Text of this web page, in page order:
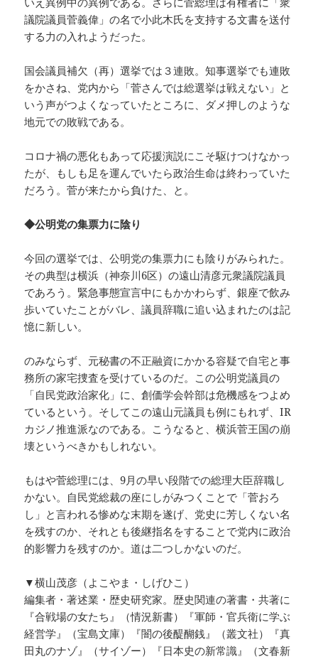
議院議員菅義偉」の名で小此木氏を支持する文書を送付
する力の入れようだった。
国会議員補欠（再）選挙では３連敗。知事選挙でも連敗
をかさね、党内から「菅さんでは総選挙は戦えない」と
いう声がつよくなっていたところに、ダメ押しのような
地元での敗戦である。
コロナ禍の悪化もあって応援演説にこそ駆けつけなかっ
たが、もしも足を運んでいたら政治生命は終わっていた
だろう。菅が来たから負けた、と。
◆公明党の集票力に陰り
今回の選挙では、公明党の集票力にも陰りがみられた。
その典型は横浜（神奈川6区）の遠山清彦元衆議院議員
であろう。緊急事態宣言中にもかかわらず、銀座で飲み
歩いていたことがバレ、議員辞職に追い込まれたのは記
憶に新しい。
のみならず、元秘書の不正融資にかかる容疑で自宅と事
務所の家宅捜査を受けているのだ。この公明党議員の
「自民党政治家化」に、創価学会幹部は危機感をつよめ
ているという。そしてこの遠山元議員も例にもれず、IR
カジノ推進派なのである。こうなると、横浜菅王国の崩
壊というべきかもしれない。
もはや菅総理には、9月の早い段階での総理大臣辞職し
かない。自民党総裁の座にしがみつくことで「菅おろ
し」と言われる惨めな末期を遂げ、党史に芳しくない名
を残すのか、それとも後継指名をすることで党内に政治
的影響力を残すのか。道は二つしかないのだ。
▼横山茂彦（よこやま・しげひこ）
編集者・著述業・歴史研究家。歴史関連の著書・共著に
『合戦場の女たち』（情況新書）『軍師・官兵衛に学ぶ
経営学』（宝島文庫）『闇の後醍醐銭』（叢文社）『真
田丸のナゾ』（サイゾー）『日本史の新常識』（文春新